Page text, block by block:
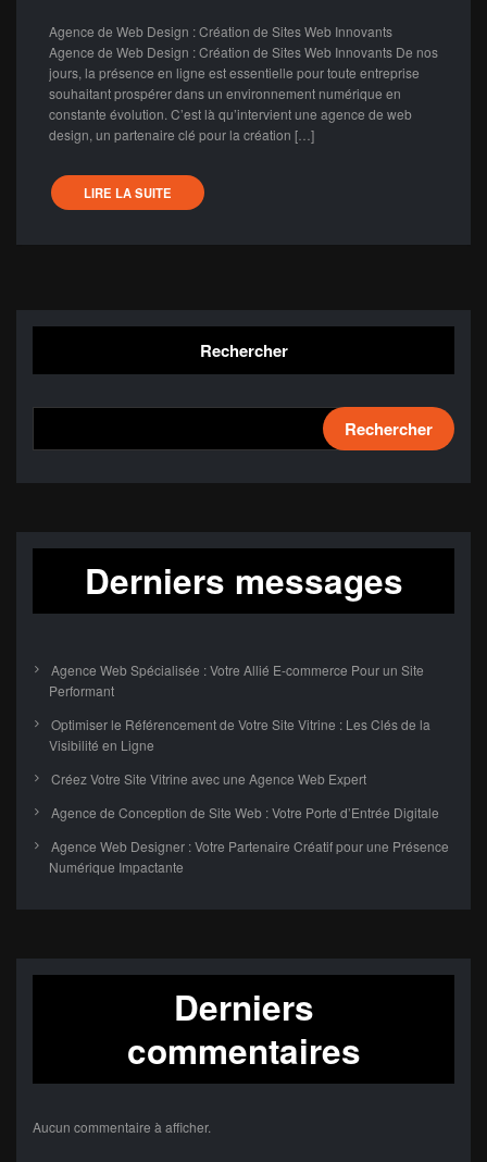
Agence de Web Design : Création de Sites Web Innovants
Agence de Web Design : Création de Sites Web Innovants De nos
jours, la présence en ligne est essentielle pour toute entreprise
souhaitant prospérer dans un environnement numérique en
constante évolution. C’est là qu’intervient une agence de web
design, un partenaire clé pour la création […]
LIRE LA SUITE
Rechercher
Rechercher
Derniers messages
Agence Web Spécialisée : Votre Allié E-commerce Pour un Site
Performant
Optimiser le Référencement de Votre Site Vitrine : Les Clés de la
Visibilité en Ligne
Créez Votre Site Vitrine avec une Agence Web Expert
Agence de Conception de Site Web : Votre Porte d’Entrée Digitale
Agence Web Designer : Votre Partenaire Créatif pour une Présence
Numérique Impactante
Derniers
commentaires
Aucun commentaire à afficher.